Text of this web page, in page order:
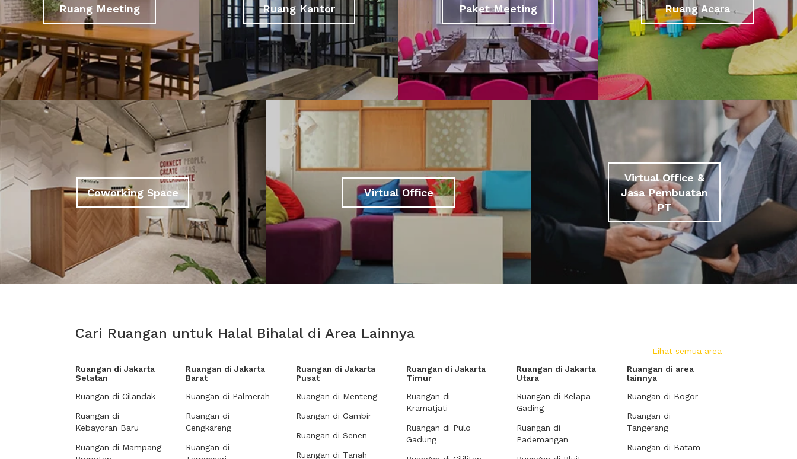
Ruang Meeting Ruang Kantor Paket Meeting Ruang Acara
Coworking Space Virtual Office
Virtual Office &
Jasa Pembuatan
PT
Cari Ruangan untuk Halal Bihalal di Area Lainnya
Lihat semua area
Ruangan di Jakarta
Selatan
Ruangan di Cilandak
Ruangan di
Kebayoran Baru
Ruangan di Mampang
Ruangan di Jakarta
Barat
Ruangan di Palmerah
Ruangan di
Cengkareng
Ruangan di
Ruangan di Jakarta
Pusat
Ruangan di Menteng
Ruangan di Gambir
Ruangan di Senen
Ruangan di Tanah
Ruangan di Jakarta
Timur
Ruangan di
Kramatjati
Ruangan di Pulo
Gadung
Ruangan di Jakarta
Utara
Ruangan di Kelapa
Gading
Ruangan di
Pademangan
Ruangan di area
lainnya
Ruangan di Bogor
Ruangan di
Tangerang
Ruangan di Batam